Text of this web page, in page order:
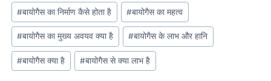
#बायोगैस का निर्माण कैसे होता है #बायोगैस का महत्व
#बायोगैस का मुख्य अवयव क्या है #बायोगैस के लाभ और हानि
#बायोगैस क्या है #बायोगैस से क्या लाभ है